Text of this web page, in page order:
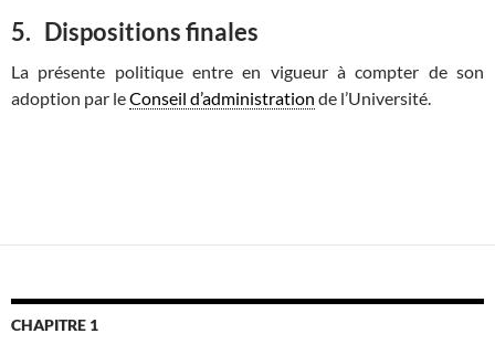
5. Dispositions finales
La présente politique entre en vigueur à compter de son
adoption par leConseil d’administration de l’Université.
CHAPITRE 1